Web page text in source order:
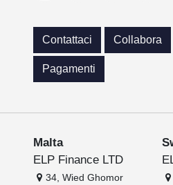
Contattaci Collabora
Pagamenti
Malta
ELP Finance LTD
34, Wied Ghomor